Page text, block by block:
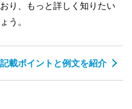
り、もっと詳しく知りたい
う。
載ポイントと例文を紹介